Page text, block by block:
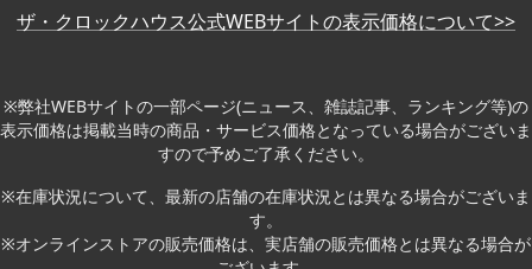
ザ・クロックハウス公式WEBサイトの表示価格について>>
※弊社WEBサイトの一部ページ(ニュース、雑誌記事、ランキング等)の
表示価格は掲載当時の商品・サービス価格となっている場合がございま
すので予めご了承ください。
※在庫状況について、最新の店舗の在庫状況とは異なる場合がございま
す。
※オンラインストアの販売価格は、実店舗の販売価格とは異なる場合が